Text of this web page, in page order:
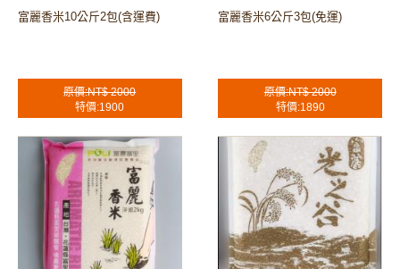
富麗香米10公斤2包(含運費)
原價:NT$ 2000
特價:1900
富麗香米6公斤3包(免運)
原價:NT$ 2000
特價:1890